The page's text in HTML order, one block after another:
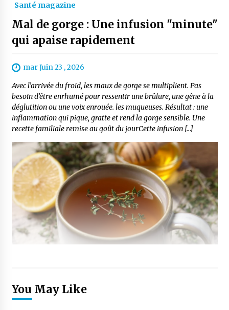
Santé magazine
Mal de gorge : Une infusion "minute"
qui apaise rapidement
mar Juin 23 , 2026
Avec l’arrivée du froid, les maux de gorge se multiplient. Pas
besoin d’être enrhumé pour ressentir une brûlure, une gêne à la
déglutition ou une voix enrouée. les muqueuses. Résultat : une
inflammation qui pique, gratte et rend la gorge sensible. Une
recette familiale remise au goût du jourCette infusion […]
You May Like